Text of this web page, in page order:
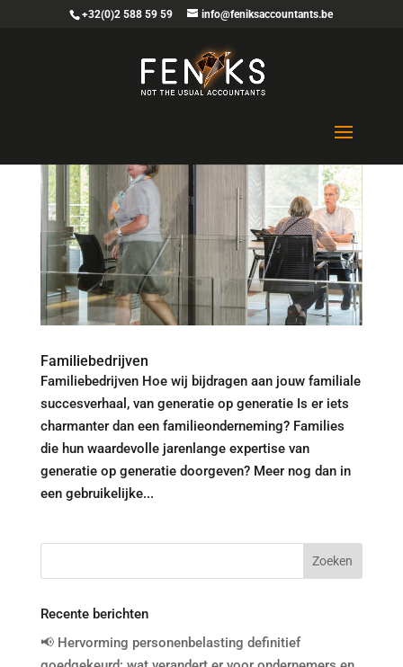
+32(0)2 588 59 59 info@feniksaccountants.be
Familiebedrijven
Familiebedrijven Hoe wij bijdragen aan jouw familiale
succesverhaal, van generatie op generatie Is er iets
charmanter dan een familieonderneming? Families
die hun waardevolle jarenlange expertise van
generatie op generatie doorgeven? Meer nog dan in
een gebruikelijke...
Recente berichten
📢 Hervorming personenbelasting definitief